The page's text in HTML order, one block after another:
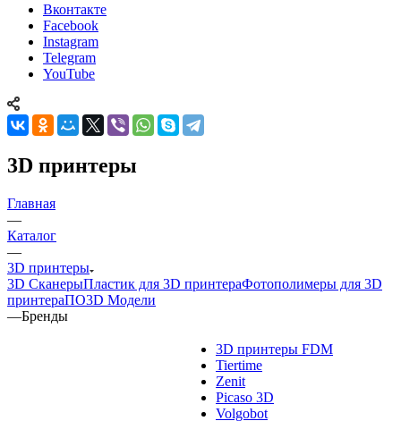
Вконтакте
Facebook
Instagram
Telegram
YouTube
3D принтеры
Главная
—
Каталог
—
3D принтеры
3D СканерыПластик для 3D принтераФотополимеры для 3D
принтераПО3D Модели
—Бренды
3D принтеры FDM
Tiertime
Zenit
Picaso 3D
Volgobot